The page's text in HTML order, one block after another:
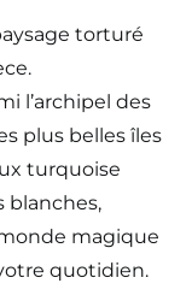
torturé
l’archipel des
plus belles îles
turquoise
blanches,
magique
quotidien.